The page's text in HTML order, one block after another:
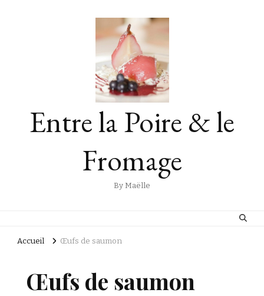
Entre la Poire & le
Fromage
By Maëlle
Accueil Œufs de saumon
Œufs de saumon